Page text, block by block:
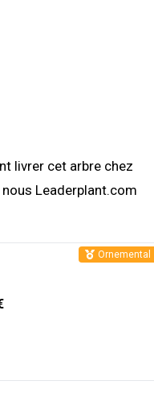
livrer cet arbre chez
Leaderplant.com
Ornemental